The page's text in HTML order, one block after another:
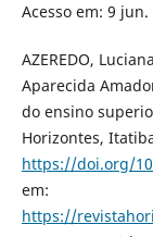
Acesso em: 9 jun.
AZEREDO,
Aparecida
do ensino
Horizontes,
https://doi.org/
em:
https://